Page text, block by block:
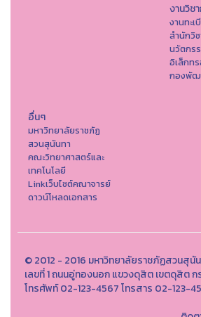
งานวิช
งานทะเ
สำนักวิ
นวัตกร
อิเล็กท
กองพัฒ
อื่นๆ
มหาวิทยาลัยราชภัฏ
สวนสุนันทา
คณะวิทยาศาสตร์และ
เทคโนโลยี
Linkเว็บไซต์คณาจารย์
ดาวน์โหลดเอกสาร
© 2012 - 2016 มหาวิทยาลัยราชภัฏสวนสุนั
เลขที่ 1 ถนนอู่ทองนอก แขวงดุสิต เขตดุสิต
โทรศัพท์ 02-123-4567 โทรสาร 02-123-